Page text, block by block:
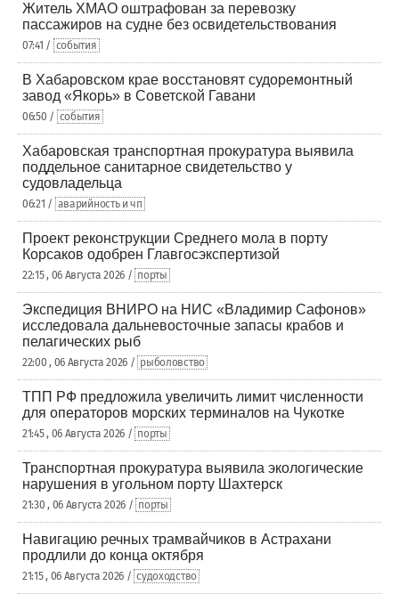
Житель ХМАО оштрафован за перевозку
пассажиров на судне без освидетельствования
07:41 / события
В Хабаровском крае восстановят судоремонтный
завод «Якорь» в Советской Гавани
06:50 / события
Хабаровская транспортная прокуратура выявила
поддельное санитарное свидетельство у
судовладельца
06:21 / аварийность и чп
Проект реконструкции Среднего мола в порту
Корсаков одобрен Главгосэкспертизой
22:15 , 06 Августа 2026 / порты
Экспедиция ВНИРО на НИС «Владимир Сафонов»
исследовала дальневосточные запасы крабов и
пелагических рыб
22:00 , 06 Августа 2026 / рыболовство
ТПП РФ предложила увеличить лимит численности
для операторов морских терминалов на Чукотке
21:45 , 06 Августа 2026 / порты
Транспортная прокуратура выявила экологические
нарушения в угольном порту Шахтерск
21:30 , 06 Августа 2026 / порты
Навигацию речных трамвайчиков в Астрахани
продлили до конца октября
21:15 , 06 Августа 2026 / судоходство